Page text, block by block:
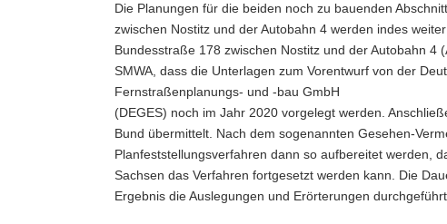
Die Planungen für die beiden noch zu bauenden
zwischen Nostitz und der Autobahn 4 werden indes
Bundesstraße 178 zwischen Nostitz und der Autobahn 4
SMWA, dass die Unterlagen zum Vorentwurf von der
Fernstraßenplanungs- und -bau GmbH
(DEGES) noch im Jahr 2020 vorgelegt werden.
Bund übermittelt. Nach dem sogenannten Gesehen-
Planfeststellungsverfahren dann so aufbereitet werden,
Sachsen das Verfahren fortgesetzt werden kann. Die
Ergebnis die Auslegungen und Erörterungen durchgeführt